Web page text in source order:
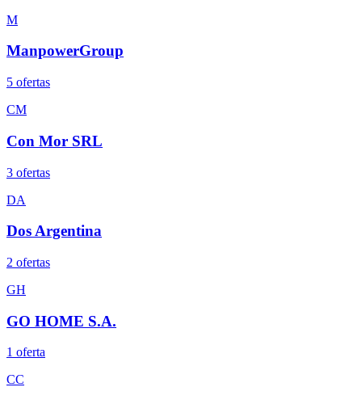
M
ManpowerGroup
5 ofertas
CM
Con Mor SRL
3 ofertas
DA
Dos Argentina
2 ofertas
GH
GO HOME S.A.
1 oferta
CC